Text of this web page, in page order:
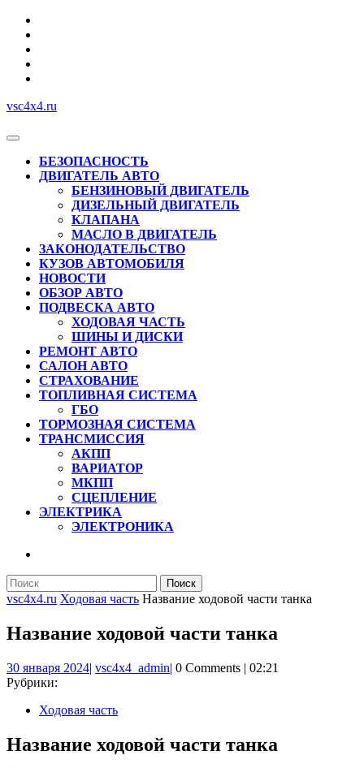
Перейти
содержимому
vsc4x4.ru
Кнопка
ОткрытьБЕЗОПАСНОСТЬ
ДВИГАТЕЛЬ АВТО
БЕНЗИНОВЫЙ ДВИГАТЕЛЬ
ДИЗЕЛЬНЫЙ ДВИГАТЕЛЬ
КЛАПАНА
МАСЛО В ДВИГАТЕЛЬ
ЗАКОНОДАТЕЛЬСТВО
КУЗОВ АВТОМОБИЛЯ
НОВОСТИ
ОБЗОР АВТО
ПОДВЕСКА АВТО
ХОДОВАЯ ЧАСТЬ
ШИНЫ И ДИСКИ
РЕМОНТ АВТО
САЛОН АВТО
СТРАХОВАНИЕ
ТОПЛИВНАЯ СИСТЕМА
ГБО
ТОРМОЗНАЯ СИСТЕМА
ТРАНСМИССИЯ
АКПП
ВАРИАТОР
МКПП
СЦЕПЛЕНИЕ
ЭЛЕКТРИКА
ЭЛЕКТРОНИКА
КНОПКА
Найти:
vsc4x4.ru Ходовая часть Название ходовой части танка
Название ходовой части танка
30 января 202430
| vsc4x4_adminvsc4x4_admin
| 0 Comments | 02:21
Рубрики:
Ходовая часть
Название ходовой части танка